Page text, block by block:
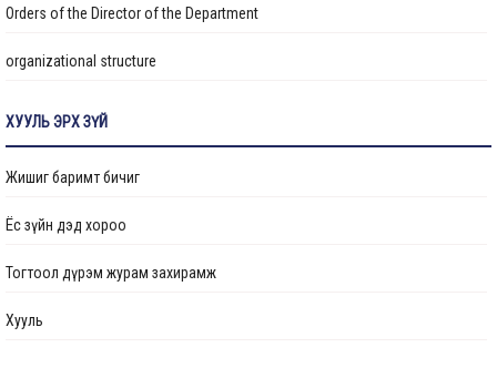
Orders of the Director of the Department
organizational structure
ХУУЛЬ ЭРХ ЗҮЙ
Жишиг баримт бичиг
Ёс зүйн дэд хороо
Тогтоол дүрэм журам захирамж
Хууль